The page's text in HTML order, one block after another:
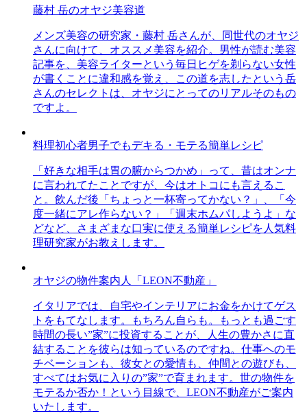
藤村 岳のオヤジ美容道
メンズ美容の研究家・藤村 岳さんが、同世代のオヤジ
さんに向けて、オススメ美容を紹介。男性が読む美容
記事を、美容ライターという毎日ヒゲを剃らない女性
が書くことに違和感を覚え、この道を志したという岳
さんのセレクトは、オヤジにとってのリアルそのもの
ですよ。
料理初心者男子でもデキる・モテる簡単レシピ
「好きな相手は胃の腑からつかめ」って、昔はオンナ
に言われてたことですが、今はオトコにも言えるこ
と。飲んだ後「ちょっと一杯寄ってかない？」、「今
度一緒にアレ作らない？」「週末ホムパしようよ」な
どなど、さまざまな口実に使える簡単レシピを人気料
理研究家がお教えします。
オヤジの物件案内人「LEON不動産」
イタリアでは、自宅やインテリアにお金をかけてゲス
トをもてなします。もちろん自らも。もっとも過ごす
時間の長い”家”に投資することが、人生の豊かさに直
結することを彼らは知っているのですね。仕事へのモ
チベーションも、彼女との愛情も、仲間との遊びも、
すべてはお気に入りの”家”で育まれます。世の物件を
モテるか否か！という目線で、LEON不動産がご案内
いたします。